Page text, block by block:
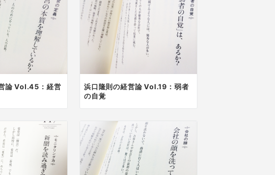
論 Vol.45：経営
浜口隆則の経営論 Vol.19：弱者
の自覚